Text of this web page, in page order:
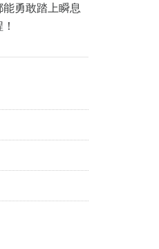
勇敢踏上瞬息